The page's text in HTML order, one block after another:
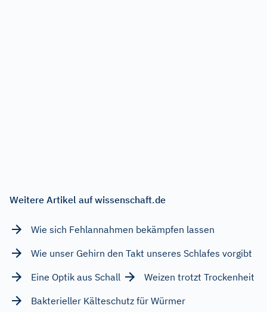
Weitere Artikel auf wissenschaft.de
Wie sich Fehlannahmen bekämpfen lassen
Wie unser Gehirn den Takt unseres Schlafes vorgibt
Eine Optik aus Schall
Weizen trotzt Trockenheit
Bakterieller Kälteschutz für Würmer